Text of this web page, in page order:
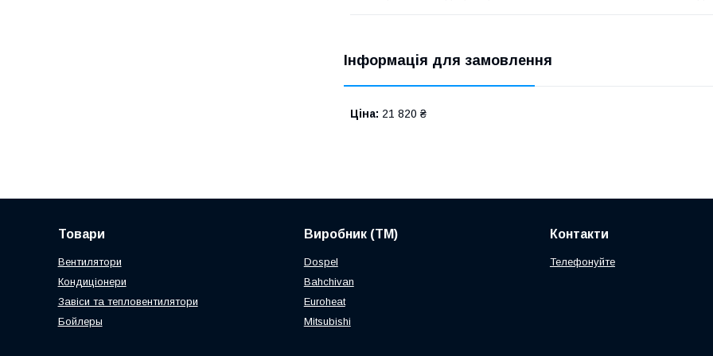
Інформація для замовлення
Ціна: 21 820 ₴
Товари
Вентилятори
Кондиціонери
Завіси та тепловентилятори
Бойлеры
Виробник (ТМ)
Dospel
Bahchivan
Euroheat
Mitsubishi
Контакти
Телефонуйте